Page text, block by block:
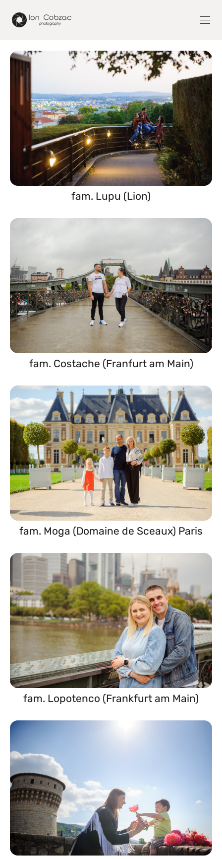
fam. Lupu (Lion)
fam. Costache (Franfurt am Main)
fam. Moga (Domaine de Sceaux) Paris
fam. Lopotenco (Frankfurt am Main)